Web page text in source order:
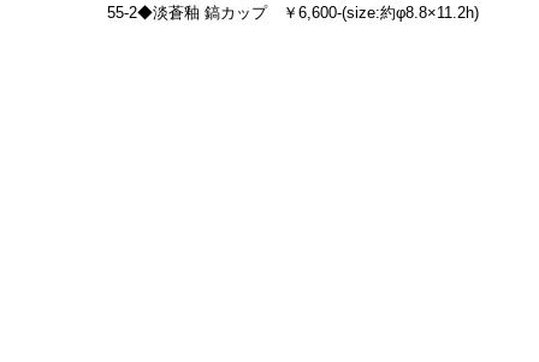
55-2◆淡蒼釉 鎬カップ　￥6,600-(size:約φ8.8×11.2h)